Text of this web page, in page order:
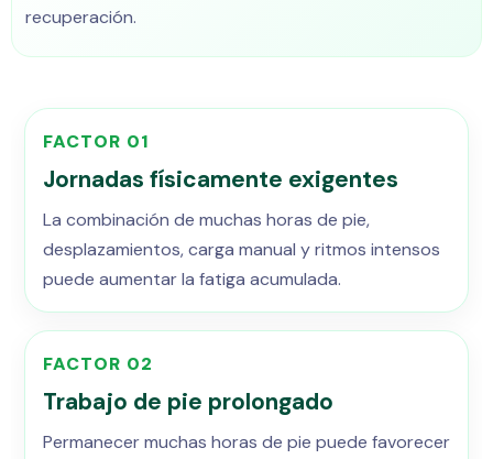
recuperación.
FACTOR 01
Jornadas físicamente exigentes
La combinación de muchas horas de pie,
desplazamientos, carga manual y ritmos intensos
puede aumentar la fatiga acumulada.
FACTOR 02
Trabajo de pie prolongado
Permanecer muchas horas de pie puede favorecer